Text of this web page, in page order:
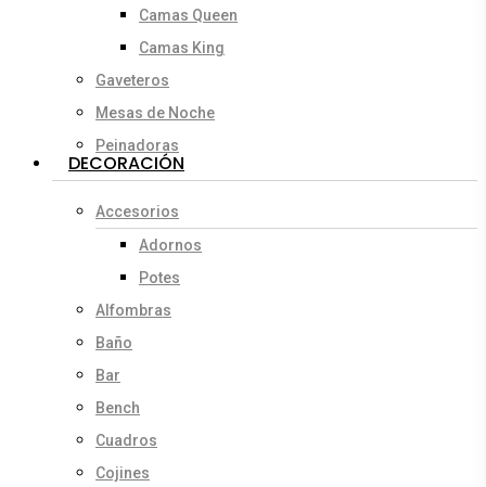
Camas Queen
Camas King
Gaveteros
Mesas de Noche
Peinadoras
DECORACIÓN
Accesorios
Adornos
Potes
Alfombras
Baño
Bar
Bench
Cuadros
Cojines